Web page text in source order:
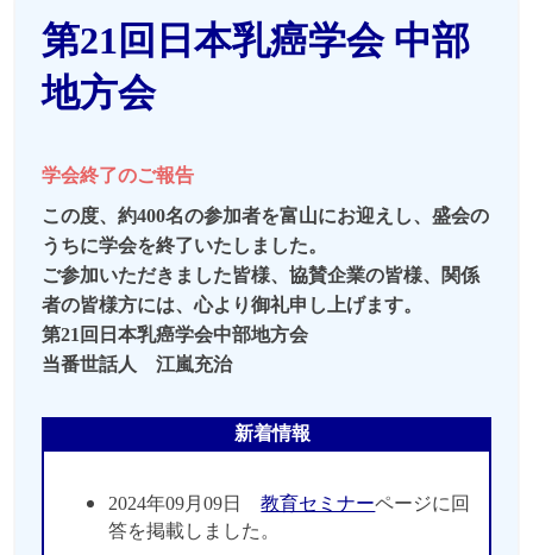
第21回日本乳癌学会 中部
地方会
学会終了のご報告
この度、約400名の参加者を富山にお迎えし、盛会の
うちに学会を終了いたしました。
ご参加いただきました皆様、協賛企業の皆様、関係
者の皆様方には、心より御礼申し上げます。
第21回日本乳癌学会中部地方会
当番世話人 江嵐充治
新着情報
2024年09月09日教育セミナーページに回
答を掲載しました。